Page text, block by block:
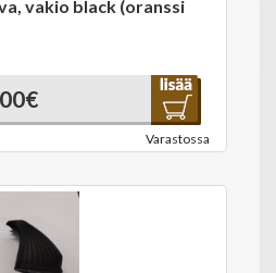
vakio black (oranssi
Varastossa